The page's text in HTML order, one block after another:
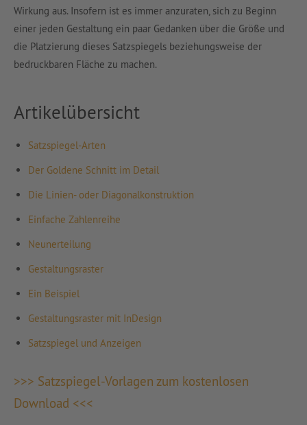
Wirkung aus. Insofern ist es immer anzuraten, sich zu Beginn
einer jeden Gestaltung ein paar Gedanken über die Größe und
die Platzierung dieses Satzspiegels beziehungsweise der
bedruckbaren Fläche zu machen.
Artikelübersicht
Satzspiegel-Arten
Der Goldene Schnitt im Detail
Die Linien- oder Diagonalkonstruktion
Einfache Zahlenreihe
Neunerteilung
Gestaltungsraster
Ein Beispiel
Gestaltungsraster mit InDesign
Satzspiegel und Anzeigen
>>> Satzspiegel-Vorlagen zum kostenlosen
Download <<<